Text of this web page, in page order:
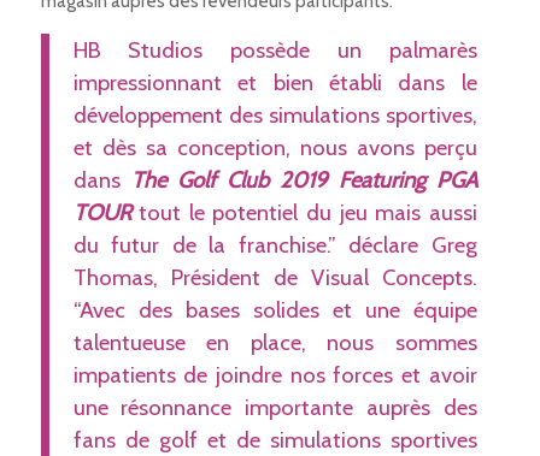
HB Studios possède un palmarès
impressionnant et bien établi dans le
développement des simulations sportives,
et dès sa conception, nous avons perçu
dans The Golf Club 2019 Featuring PGA
TOURtout le potentiel du jeu mais aussi
du futur de la franchise.” déclare Greg
Thomas, Président de Visual Concepts.
“Avec des bases solides et une équipe
talentueuse en place, nous sommes
impatients de joindre nos forces et avoir
une résonnance importante auprès des
fans de golf et de simulations sportives